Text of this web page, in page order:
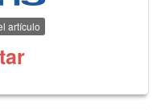
artículo